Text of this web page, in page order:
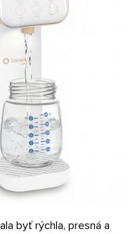
byť rýchla, presná a